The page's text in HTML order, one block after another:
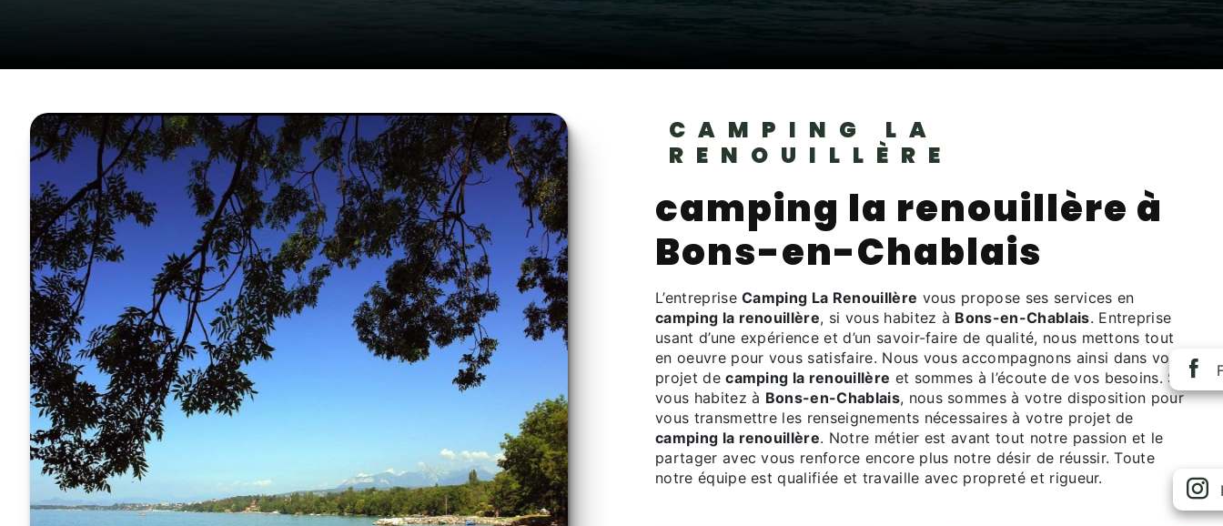
CAMPING LA
RENOUILLÈRE
camping la renouillère à
Bons-en-Chablais
L’entrepriseCamping La Renouillère vous propose ses services en
camping la renouillère, si vous habitez à Bons-en-Chablais. Entreprise
usant d’une expérience et d’un savoir-faire de qualité, nous mettons tout
en oeuvre pour vous satisfaire. Nous vous accompagnons ainsi dans votre
projet decamping la renouillère et sommes à l’écoute de vos besoins. Si
vous habitez à Bons-en-Chablais, nous sommes à votre disposition pour
vous transmettre les renseignements nécessaires à votre projet de
camping la renouillère. Notre métier est avant tout notre passion et le
partager avec vous renforce encore plus notre désir de réussir. Toute
notre équipe est qualifiée et travaille avec propreté et rigueur.